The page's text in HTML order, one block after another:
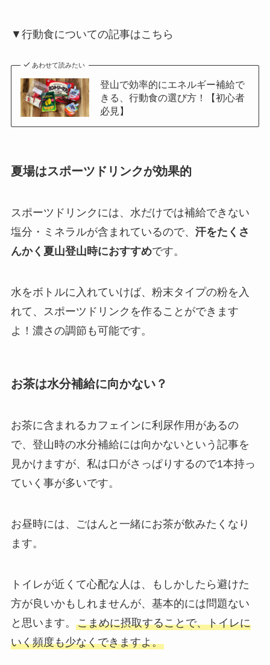
▼行動食についての記事はこちら
あわせて読みたい
登山で効率的にエネルギー補給で
きる、行動食の選び方！【初心者
必見】
夏場はスポーツドリンクが効果的
スポーツドリンクには、水だけでは補給できない
塩分・ミネラルが含まれているので、 汗をたくさ
んかく夏山登山時におすすめです。
水をボトルに入れていけば、粉末タイプの粉を入
れて、スポーツドリンクを作ることができます
よ！濃さの調節も可能です。
お茶は水分補給に向かない？
お茶に含まれるカフェインに利尿作用があるの
で、登山時の水分補給には向かないという記事を
見かけますが、私は口がさっぱりするので1本持っ
ていく事が多いです。
お昼時には、ごはんと一緒にお茶が飲みたくなり
ます。
トイレが近くて心配な人は、もしかしたら避けた
方が良いかもしれませんが、基本的には問題ない
と思います。 こまめに摂取することで、トイレに
いく頻度も少なくできますよ。